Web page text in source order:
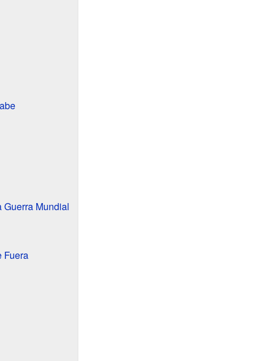
Mundial
Fuera